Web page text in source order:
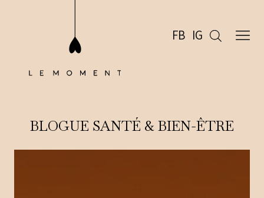
FB IG
BLOGUE SANTÉ & BIEN-ÊTRE